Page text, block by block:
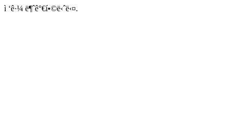
ì ‘ê·¼ ë¶ˆê°€í•©ë‹ˆë‹¤.